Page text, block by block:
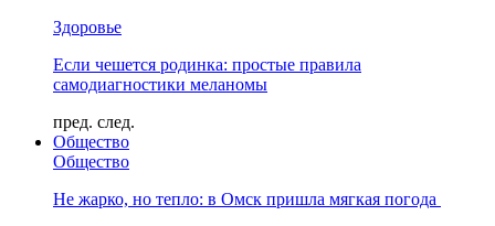
Здоровье
Если чешется родинка: простые правила
самодиагностики меланомы
пред. след.
Общество
Общество
Не жарко, но тепло: в Омск пришла мягкая погода